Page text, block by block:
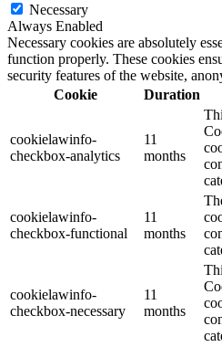
Necessary
Always Enabled
Necessary cookies are absolutely
function properly. These cookies
security features of the website,
Cookie
Duration
cookielawinfo-
checkbox-analytics
11
months
cookielawinfo-
checkbox-functional
11
months
cookielawinfo-
checkbox-necessary
11
months